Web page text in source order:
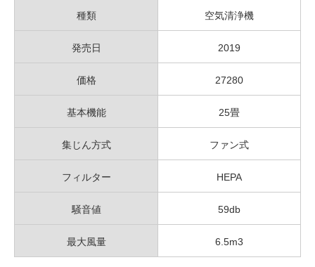
種類 空気清浄機
発売日 2019
価格 27280
基本機能 25畳
集じん方式 ファン式
フィルター HEPA
騒音値 59db
最大風量 6.5m3